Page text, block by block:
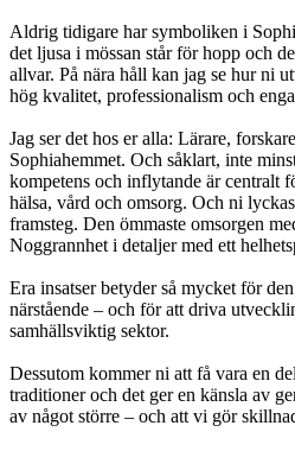
Aldrig tidigare har symboliken i
det ljusa i mössan står för hopp och
allvar. På nära håll kan jag se hur ni
hög kvalitet, professionalism och
Jag ser det hos er alla: Lärare,
Sophiahemmet. Och såklart, inte
kompetens och inflytande är centralt
hälsa, vård och omsorg. Och ni
framsteg. Den ömmaste omsorgen
Noggrannhet i detaljer med ett
Era insatser betyder så mycket för
närstående – och för att driva
samhällsviktig sektor.
Dessutom kommer ni att få vara en
traditioner och det ger en känsla av
av något större – och att vi gör